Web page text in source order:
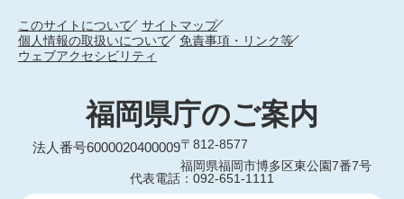
このサイトについて
サイトマップ
個人情報の取扱いについて
免責事項・リンク等
ウェブアクセシビリティ
福岡県庁のご案内
法人番号6000020400009〒812-8577
福岡県福岡市博多区東公園7番7号
代表電話：092-651-1111